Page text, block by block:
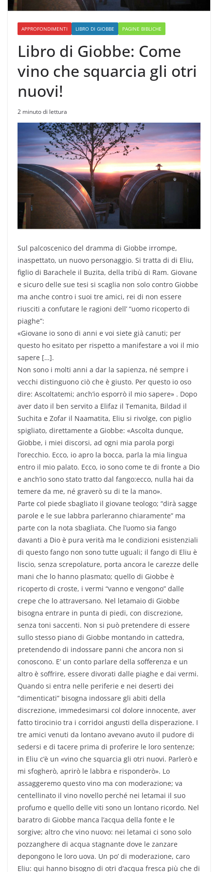
APPROFONDIMENTI LIBRO DI GIOBBE PAGINE BIBLICHE
Libro di Giobbe: Come
vino che squarcia gli otri
nuovi!
2 minuto di lettura
Sul palcoscenico del dramma di Giobbe irrompe,
inaspettato, un nuovo personaggio. Si tratta di di Eliu,
figlio di Barachele il Buzita, della tribù di Ram. Giovane
e sicuro delle sue tesi si scaglia non solo contro Giobbe
ma anche contro i suoi tre amici, rei di non essere
riusciti a confutare le ragioni dell’ “uomo ricoperto di
piaghe”:
«Giovane io sono di anni e voi siete già canuti; per
questo ho esitato per rispetto a manifestare a voi il mio
sapere […].
Non sono i molti anni a dar la sapienza, né sempre i
vecchi distinguono ciò che è giusto. Per questo io oso
dire: Ascoltatemi; anch’io esporrò il mio sapere» . Dopo
aver dato il ben servito a Elifaz il Temanita, Bildad il
Suchita e Zofar il Naamatita, Eliu si rivolge, con piglio
spigliato, direttamente a Giobbe: «Ascolta dunque,
Giobbe, i miei discorsi, ad ogni mia parola porgi
l’orecchio. Ecco, io apro la bocca, parla la mia lingua
entro il mio palato. Ecco, io sono come te di fronte a Dio
e anch’io sono stato tratto dal fango:ecco, nulla hai da
temere da me, né graverò su di te la mano».
Parte col piede sbagliato il giovane teologo; “dirà sagge
parole e le sue labbra parleranno chiaramente” ma
parte con la nota sbagliata. Che l’uomo sia fango
davanti a Dio è pura verità ma le condizioni esistenziali
di questo fango non sono tutte uguali; il fango di Eliu è
liscio, senza screpolature, porta ancora le carezze delle
mani che lo hanno plasmato; quello di Giobbe è
ricoperto di croste, i vermi “vanno e vengono” dalle
crepe che lo attraversano. Nel letamaio di Giobbe
bisogna entrare in punta di piedi, con discrezione,
senza toni saccenti. Non si può pretendere di essere
sullo stesso piano di Giobbe montando in cattedra,
pretendendo di indossare panni che ancora non si
conoscono. E’ un conto parlare della sofferenza e un
altro è soffrire, essere divorati dalle piaghe e dai vermi.
Quando si entra nelle periferie e nei deserti dei
“dimenticati” bisogna indossare gli abiti della
discrezione, immedesimarsi col dolore innocente, aver
fatto tirocinio tra i corridoi angusti della disperazione. I
tre amici venuti da lontano avevano avuto il pudore di
sedersi e di tacere prima di proferire le loro sentenze;
in Eliu c’è un «vino che squarcia gli otri nuovi. Parlerò e
mi sfogherò, aprirò le labbra e risponderò». Lo
assaggeremo questo vino ma con moderazione; va
centellinato il vino novello perché nei letamai il suo
profumo e quello delle viti sono un lontano ricordo. Nel
baratro di Giobbe manca l’acqua della fonte e le
sorgive; altro che vino nuovo: nei letamai ci sono solo
pozzanghere di acqua stagnante dove le zanzare
depongono le loro uova. Un po’ di moderazione, caro
Eliu: qui hanno bisogno di otri d’acqua fresca più che di